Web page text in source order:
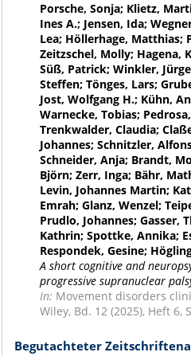
Porsche, Sonja; Klietz,
Ines A.; Jensen, Ida;
Lea; Höllerhage, Matthias;
Zeitzschel, Molly; Hagena,
Süß, Patrick; Winkler,
Steffen; Tönges, Lars;
Jost, Wolfgang H.; Kühn,
Warnecke, Tobias;
Trenkwalder, Claudia;
Johannes; Schnitzler,
Schneider, Anja; Brandt,
Björn; Zerr, Inga; Bähr,
Levin, Johannes Martin;
Emrah; Glanz, Wenzel;
Prudlo, Johannes; Gasser,
Kathrin; Spottke, Annika;
Respondek, Gesine;
A short cognitive and
progressive supranuclear
In: Movement disorders
Wiley, Bd. 12 (2025), Heft 6,
Begutachteter